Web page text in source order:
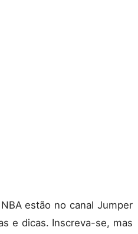
estão no canal Jumper
e dicas. Inscreva-se, mas